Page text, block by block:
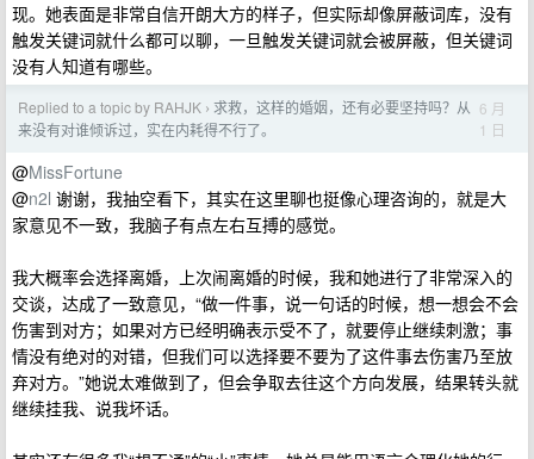
现。她表面是非常自信开朗大方的样子，但实际却像屏蔽词库，没有
触发关键词就什么都可以聊，一旦触发关键词就会被屏蔽，但关键词
没有人知道有哪些。
Replied to a topic by RAHJK › 求救，这样的婚姻，还有必要坚持吗？从
来没有对谁倾诉过，实在内耗得不行了。
6 月
1 日
@MissFortune
@n2l 谢谢，我抽空看下，其实在这里聊也挺像心理咨询的，就是大
家意见不一致，我脑子有点左右互搏的感觉。
我大概率会选择离婚，上次闹离婚的时候，我和她进行了非常深入的
交谈，达成了一致意见，“做一件事，说一句话的时候，想一想会不会
伤害到对方；如果对方已经明确表示受不了，就要停止继续刺激；事
情没有绝对的对错，但我们可以选择要不要为了这件事去伤害乃至放
弃对方。”她说太难做到了，但会争取去往这个方向发展，结果转头就
继续挂我、说我坏话。